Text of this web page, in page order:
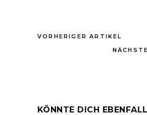
VORHERIGER ARTIKEL
KÖNNTE DICH